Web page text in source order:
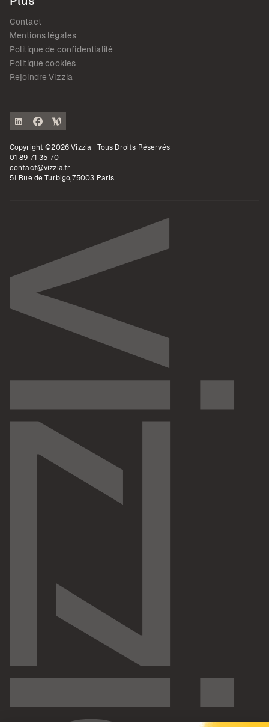
Contact
Mentions légales
Politique de confidentialité
Politique cookies
Rejoindre Vizzia
Copyright ©2026 Vizzia | Tous Droits Réservés
01 89 71 35 70
contact@vizzia.fr
51 Rue de Turbigo,75003 Paris